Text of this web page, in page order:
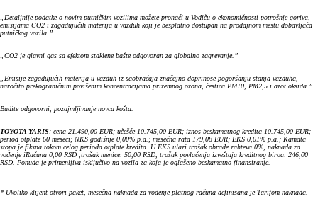
„Detaljnije podatke o novim putničkim vozilima možete pronaći u Vodiču o ekonomičnosti potrošnje goriva,
emisijama CO2 i zagađujućih materija u vazduh koji je besplatno dostupan na prodajnom mestu dobavljača
putničkog vozila.”
„CO2 je glavni gas sa efektom staklene bašte odgovoran za globalno zagrevanje.”
„Emisije zagađujućih materija u vazduh iz saobraćaja značajno doprinose pogoršanju stanja vazduha,
naročito prekograničnim povišenim koncentracijama prizemnog ozona, čestica PM10, PM2,5 i azot oksida.”
Budite odgovorni, pozajmljivanje novca košta.
TOYOTA YARIS: cena 21.490,00 EUR; učešće 10.745,00 EUR; iznos beskamatnog kredita 10.745,00 EUR;
period otplate 60 meseci; NKS godišnje 0,00% p.a.; mesečna rata 179,08 EUR; EKS 0,01% p.a.; Kamata
stopa je fiksna tokom celog perioda otplate kredita. U EKS ulazi trošak obrade zahteva 0%, naknada za
vođenje iRačuna 0,00 RSD ,trošak menice: 50,00 RSD, trošak povlačenja izveštaja kreditnog biroa: 246,00
RSD. Ponuda je primenljiva isključivo na vozila za koja je oglašeno beskamatno finansiranje.
* Ukoliko klijent otvori paket, mesečna naknada za vođenje platnog računa definisana je Tarifom naknada.